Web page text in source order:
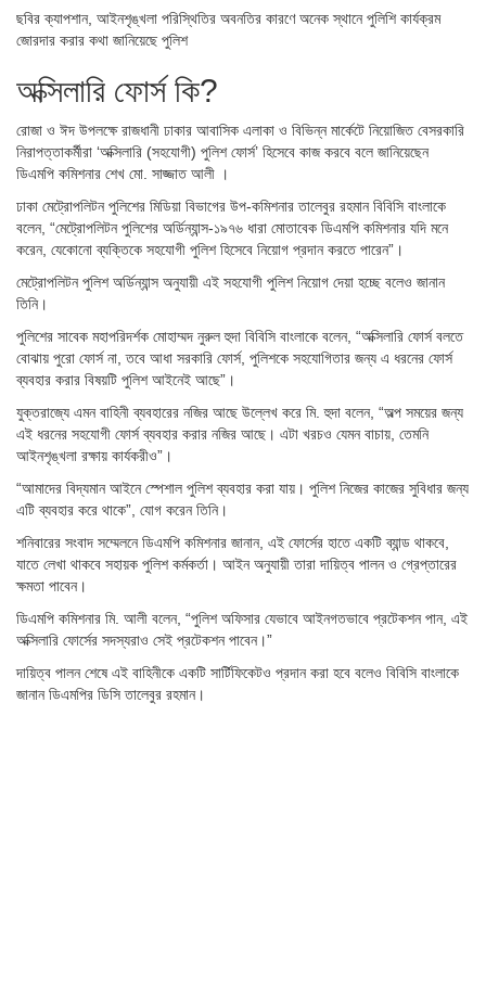
ছবির ক্যাপশান, আইনশৃঙ্খলা পরিস্থিতির অবনতির কারণে অনেক স্থানে পুলিশি কার্যক্রম
জোরদার করার কথা জানিয়েছে পুলিশ
অক্সিলারি ফোর্স কি?
রোজা ও ঈদ উপলক্ষে রাজধানী ঢাকার আবাসিক এলাকা ও বিভিন্ন মার্কেটে নিয়োজিত বেসরকারি
নিরাপত্তাকর্মীরা ‘অক্সিলারি (সহযোগী) পুলিশ ফোর্স’ হিসেবে কাজ করবে বলে জানিয়েছেন
ডিএমপি কমিশনার শেখ মো. সাজ্জাত আলী ।
ঢাকা মেট্রোপলিটন পুলিশের মিডিয়া বিভাগের উপ-কমিশনার তালেবুর রহমান বিবিসি বাংলাকে
বলেন, “মেট্রোপলিটন পুলিশের অর্ডিন্যান্স-১৯৭৬ ধারা মোতাবেক ডিএমপি কমিশনার যদি মনে
করেন, যেকোনো ব্যক্তিকে সহযোগী পুলিশ হিসেবে নিয়োগ প্রদান করতে পারেন”।
মেট্রোপলিটন পুলিশ অর্ডিন্যান্স অনুযায়ী এই সহযোগী পুলিশ নিয়োগ দেয়া হচ্ছে বলেও জানান
তিনি।
পুলিশের সাবেক মহাপরিদর্শক মোহাম্মদ নুরুল হুদা বিবিসি বাংলাকে বলেন, “অক্সিলারি ফোর্স বলতে
বোঝায় পুরো ফোর্স না, তবে আধা সরকারি ফোর্স, পুলিশকে সহযোগিতার জন্য এ ধরনের ফোর্স
ব্যবহার করার বিষয়টি পুলিশ আইনেই আছে”।
যুক্তরাজ্যে এমন বাহিনী ব্যবহারের নজির আছে উল্লেখ করে মি. হুদা বলেন, “অল্প সময়ের জন্য
এই ধরনের সহযোগী ফোর্স ব্যবহার করার নজির আছে। এটা খরচও যেমন বাচায়, তেমনি
আইনশৃঙ্খলা রক্ষায় কার্যকরীও”।
“আমাদের বিদ্যমান আইনে স্পেশাল পুলিশ ব্যবহার করা যায়। পুলিশ নিজের কাজের সুবিধার জন্য
এটি ব্যবহার করে থাকে”, যোগ করেন তিনি।
শনিবারের সংবাদ সম্মেলনে ডিএমপি কমিশনার জানান, এই ফোর্সের হাতে একটি ব্যান্ড থাকবে,
যাতে লেখা থাকবে সহায়ক পুলিশ কর্মকর্তা। আইন অনুযায়ী তারা দায়িত্ব পালন ও গ্রেপ্তারের
ক্ষমতা পাবেন।
ডিএমপি কমিশনার মি. আলী বলেন, “পুলিশ অফিসার যেভাবে আইনগতভাবে প্রটেকশন পান, এই
অক্সিলারি ফোর্সের সদস্যরাও সেই প্রটেকশন পাবেন।”
দায়িত্ব পালন শেষে এই বাহিনীকে একটি সার্টিফিকেটও প্রদান করা হবে বলেও বিবিসি বাংলাকে
জানান ডিএমপির ডিসি তালেবুর রহমান।